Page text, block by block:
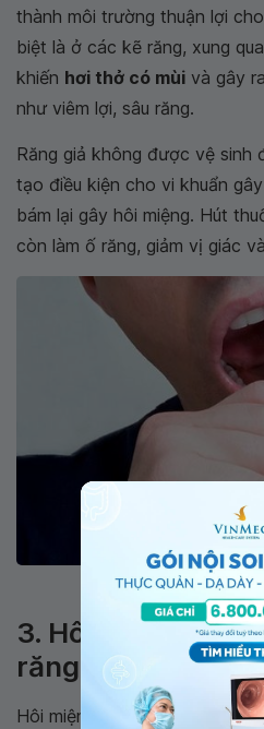
thành môi trường thuận lợi
biệt là ở các kẽ răng, xung
khiến hơi thở có mùi và gây
như viêm lợi, sâu răng.
Răng giả không được vệ sinh
tạo điều kiện cho vi khuẩn
bám lại gây hôi miệng. Hút
còn làm ố răng, giảm vị giác
Lười vệ sinh răng miện có
3. Hôi miệng là
răng miệng nào?
Hôi miệng kéo dài có thể là